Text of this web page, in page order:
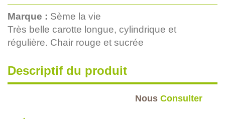
Marque : Sème la vie
Très belle carotte longue, cylindrique et
régulière. Chair rouge et sucrée
Descriptif du produit
Nous Consulter